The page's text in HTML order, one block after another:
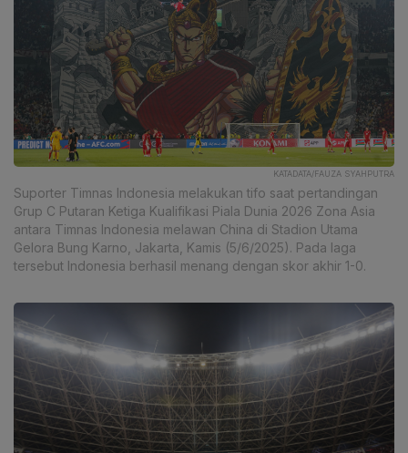
KATADATA/FAUZA SYAHPUTRA
Suporter Timnas Indonesia melakukan tifo saat pertandingan
Grup C Putaran Ketiga Kualifikasi Piala Dunia 2026 Zona Asia
antara Timnas Indonesia melawan China di Stadion Utama
Gelora Bung Karno, Jakarta, Kamis (5/6/2025). Pada laga
tersebut Indonesia berhasil menang dengan skor akhir 1-0.